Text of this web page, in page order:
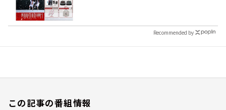
Recommended by
この記事の番組情報